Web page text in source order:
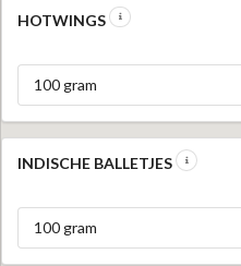
HOTWINGS
100 gram
INDISCHE BALLETJES
100 gram